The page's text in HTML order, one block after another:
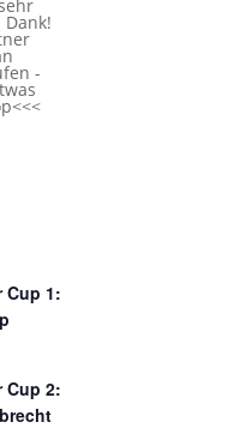
-
<<<
Cup 1:
Cup 2: